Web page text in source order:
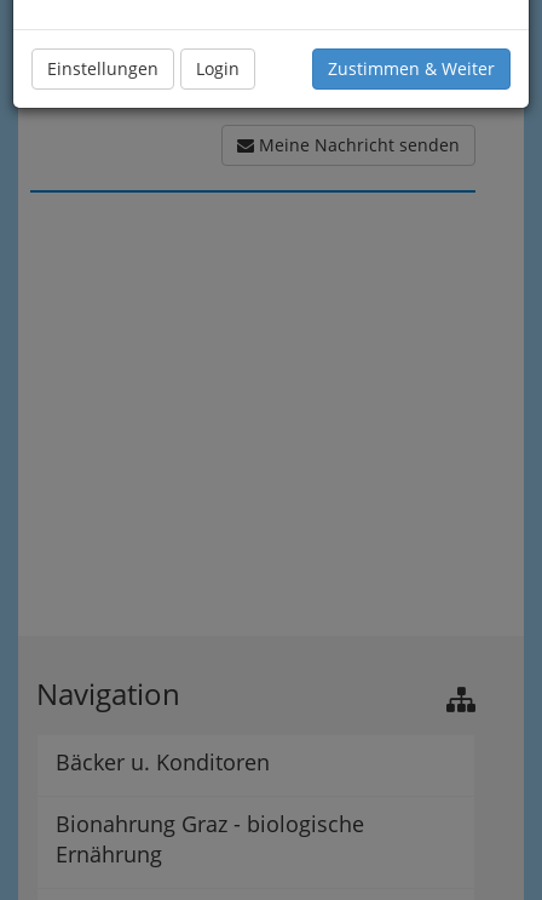
Einstellungen Login Zustimmen & Weiter
Meine Nachricht senden
Navigation
Bäcker u. Konditoren
Bionahrung Graz - biologische
Ernährung